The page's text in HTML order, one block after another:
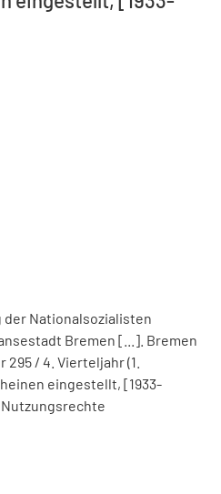
Nationalsozialisten
Bremen [...]. Bremen
/ 4. Vierteljahr (1.
eingestellt, [1933-
Nutzungsrechte